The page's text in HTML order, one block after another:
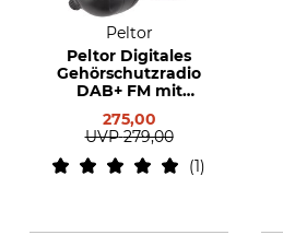
Peltor
Peltor Digitales
Gehörschutzradio
DAB+ FM mit
275,00
UVP 279,00
1